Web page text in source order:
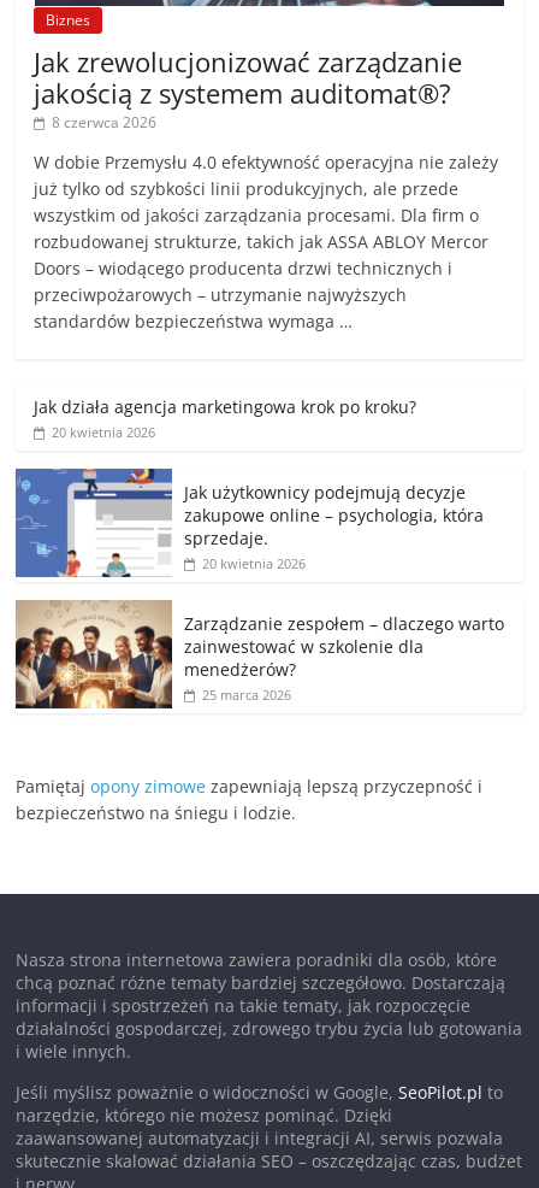
Biznes
Jak zrewolucjonizować zarządzanie
jakością z systemem auditomat®?
8 czerwca 2026
W dobie Przemysłu 4.0 efektywność operacyjna nie zależy
już tylko od szybkości linii produkcyjnych, ale przede
wszystkim od jakości zarządzania procesami. Dla firm o
rozbudowanej strukturze, takich jak ASSA ABLOY Mercor
Doors – wiodącego producenta drzwi technicznych i
przeciwpożarowych – utrzymanie najwyższych
standardów bezpieczeństwa wymaga …
Jak działa agencja marketingowa krok po kroku?
20 kwietnia 2026
Jak użytkownicy podejmują decyzje
zakupowe online – psychologia, która
sprzedaje.
20 kwietnia 2026
Zarządzanie zespołem – dlaczego warto
zainwestować w szkolenie dla
menedżerów?
25 marca 2026
Pamiętajopony zimowe zapewniają lepszą przyczepność i
bezpieczeństwo na śniegu i lodzie.
Nasza strona internetowa zawiera poradniki dla osób, które
chcą poznać różne tematy bardziej szczegółowo. Dostarczają
informacji i spostrzeżeń na takie tematy, jak rozpoczęcie
działalności gospodarczej, zdrowego trybu życia lub gotowania
i wiele innych.
Jeśli myślisz poważnie o widoczności w Google,SeoPilot.pl to
narzędzie, którego nie możesz pominąć. Dzięki
zaawansowanej automatyzacji i integracji AI, serwis pozwala
skutecznie skalować działania SEO – oszczędzając czas, budżet